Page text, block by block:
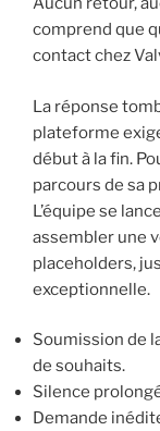
comprend que
contact chez
La réponse
plateforme
début à la fin.
parcours de sa
L’équipe se
assembler une
placeholders,
exceptionnelle.
Soumission de
de souhaits.
Silence
Demande